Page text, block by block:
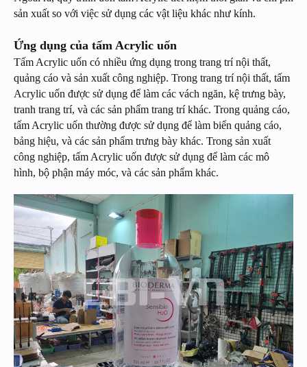
sản xuất so với việc sử dụng các vật liệu khác như kính.
Ứng dụng của tấm Acrylic uốn
Tấm Acrylic uốn có nhiều ứng dụng trong trang trí nội thất,
quảng cáo và sản xuất công nghiệp. Trong trang trí nội thất, tấm
Acrylic uốn được sử dụng để làm các vách ngăn, kệ trưng bày,
tranh trang trí, và các sản phẩm trang trí khác. Trong quảng cáo,
tấm Acrylic uốn thường được sử dụng để làm biển quảng cáo,
bảng hiệu, và các sản phẩm trưng bày khác. Trong sản xuất
công nghiệp, tấm Acrylic uốn được sử dụng để làm các mô
hình, bộ phận máy móc, và các sản phẩm khác.